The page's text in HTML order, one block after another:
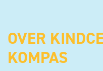
OVER
KOMPAS